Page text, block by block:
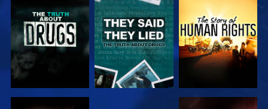
VE VE